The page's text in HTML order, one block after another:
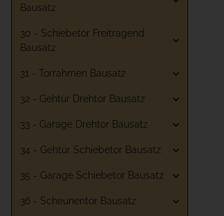
Bausatz
30 - Schiebetor Freitragend
Bausatz
31 - Torrahmen Bausatz
32 - Gehtür Drehtor Bausatz
33 - Garage Drehtor Bausatz
34 - Gehtür Schiebetor Bausatz
35 - Garage Schiebetor Bausatz
36 - Scheunentor Bausatz